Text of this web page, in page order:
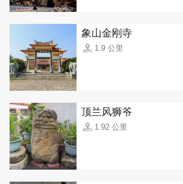
象山金刚寺
1.9 公里
顶兰风狮爷
1.92 公里